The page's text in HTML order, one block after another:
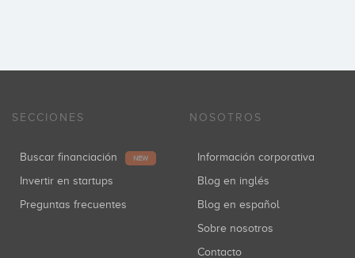
SECCIONES
Buscar financiación NEW
Invertir en startups
Preguntas frecuentes
NOSOTROS
Información corporativa
Blog en inglés
Blog en español
Sobre nosotros
Contacto